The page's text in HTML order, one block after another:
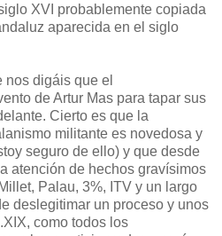
XVI probablemente copiada
aparecida en el siglo
nos digáis que el
de Artur Mas para tapar sus
Cierto es que la
militante es novedosa y
seguro de ello) y que desde
atención de hechos gravísimos
Palau, 3%, ITV y un largo
deslegitimar un proceso y unos
como todos los